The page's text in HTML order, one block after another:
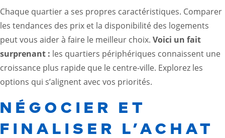
Chaque quartier a ses propres caractéristiques. Comparer
les tendances des prix et la disponibilité des logements
peut vous aider à faire le meilleur choix. Voici un fait
surprenant : les quartiers périphériques connaissent une
croissance plus rapide que le centre-ville. Explorez les
options qui s’alignent avec vos priorités.
NÉGOCIER ET
FINALISER L’ACHAT